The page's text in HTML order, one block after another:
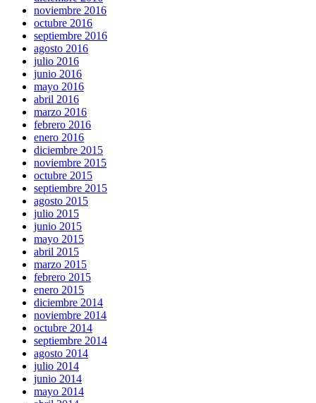
noviembre 2016
octubre 2016
septiembre 2016
agosto 2016
julio 2016
junio 2016
mayo 2016
abril 2016
marzo 2016
febrero 2016
enero 2016
diciembre 2015
noviembre 2015
octubre 2015
septiembre 2015
agosto 2015
julio 2015
junio 2015
mayo 2015
abril 2015
marzo 2015
febrero 2015
enero 2015
diciembre 2014
noviembre 2014
octubre 2014
septiembre 2014
agosto 2014
julio 2014
junio 2014
mayo 2014